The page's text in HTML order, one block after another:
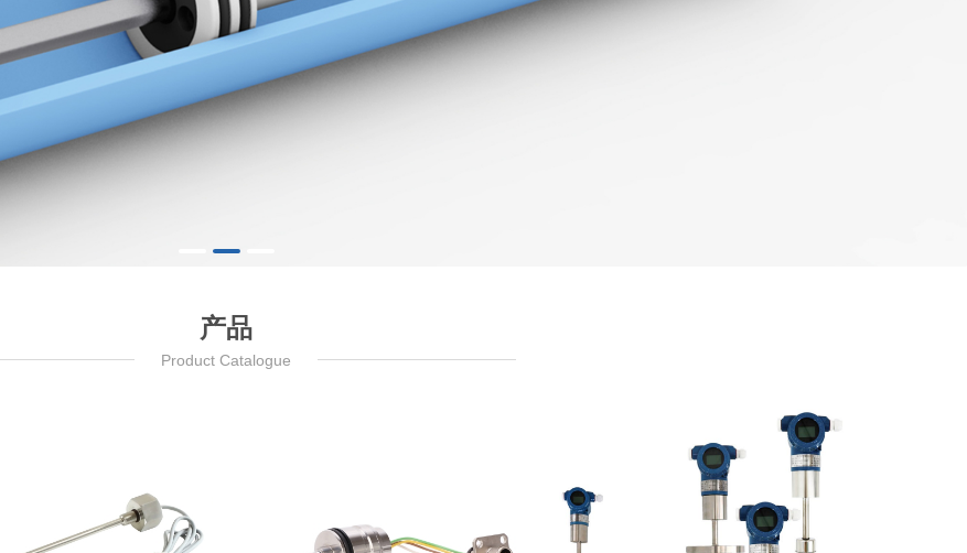
产品
Product Catalogue